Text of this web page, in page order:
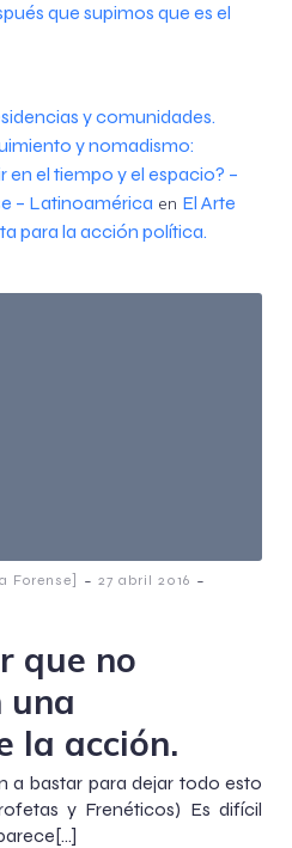
que supimos que es el
y comunidades.
y nomadismo:
en el tiempo y el espacio? –
– Latinoamérica en El Arte
para la acción política.
Forense] - 27 abril 2016 -
que no
una
la acción.
a bastar para dejar todo esto
y Frenéticos) Es difícil